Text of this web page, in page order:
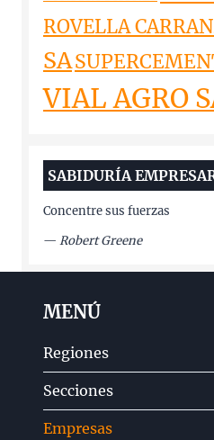
ROVELLA
SA
VIAL AGRO
SABIDURÍA
Concentre sus fuerzas
— Robert Greene
MENÚ
Regiones
Secciones
Empresas